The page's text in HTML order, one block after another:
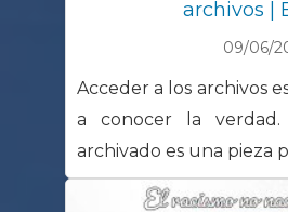
archivos |
09/06/
Acceder a los archivos
a conocer la verdad.
archivado es una pieza